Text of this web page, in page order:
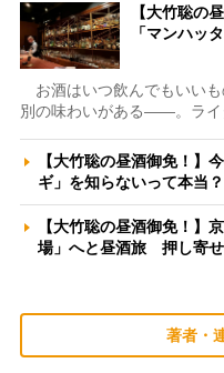
【大竹聡の
「マンハッ
お酒はいつ飲んでもいい
別の味わいがある――。ライ
【大竹聡の昼酒御免！】
ギ」を知らないって本
【大竹聡の昼酒御免！】
場」へと昼酒旅 押し寄
著者・